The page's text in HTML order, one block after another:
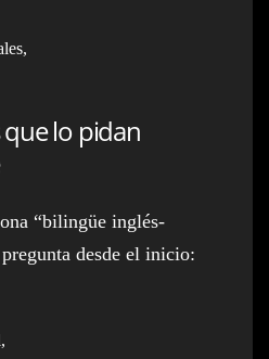
lo pidan
“bilingüe inglés-
desde el inicio: